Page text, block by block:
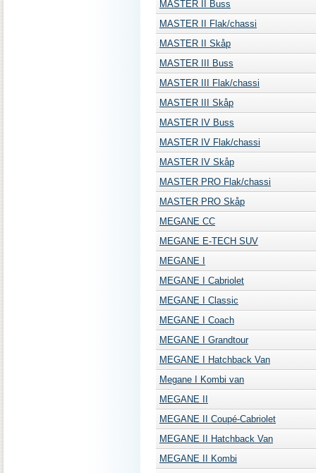
MASTER II Buss
MASTER II Flak/chassi
MASTER II Skåp
MASTER III Buss
MASTER III Flak/chassi
MASTER III Skåp
MASTER IV Buss
MASTER IV Flak/chassi
MASTER IV Skåp
MASTER PRO Flak/chassi
MASTER PRO Skåp
MEGANE CC
MEGANE E-TECH SUV
MEGANE I
MEGANE I Cabriolet
MEGANE I Classic
MEGANE I Coach
MEGANE I Grandtour
MEGANE I Hatchback Van
Megane I Kombi van
MEGANE II
MEGANE II Coupé-Cabriolet
MEGANE II Hatchback Van
MEGANE II Kombi